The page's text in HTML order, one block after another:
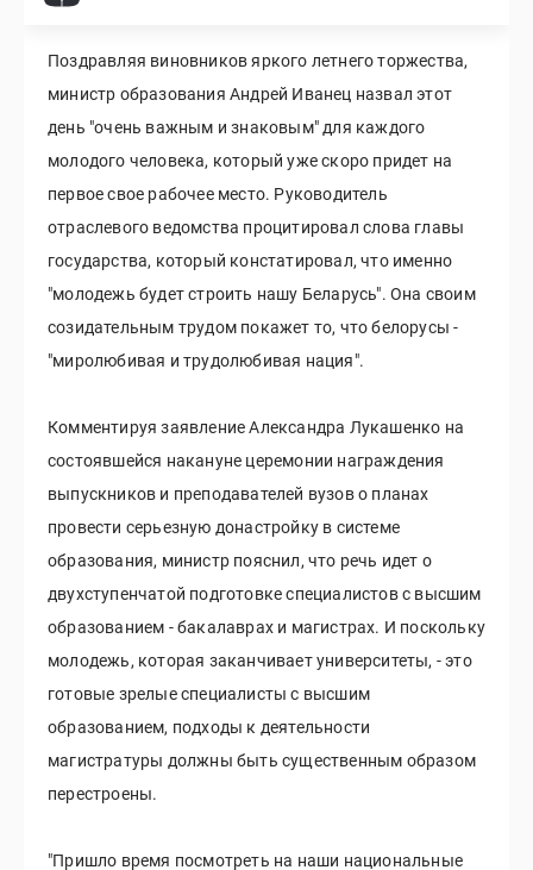
Поздравляя виновников яркого летнего торжества,
министр образования Андрей Иванец назвал этот
день "очень важным и знаковым" для каждого
молодого человека, который уже скоро придет на
первое свое рабочее место. Руководитель
отраслевого ведомства процитировал слова главы
государства, который констатировал, что именно
"молодежь будет строить нашу Беларусь". Она своим
созидательным трудом покажет то, что белорусы -
"миролюбивая и трудолюбивая нация".
Комментируя заявление Александра Лукашенко на
состоявшейся накануне церемонии награждения
выпускников и преподавателей вузов о планах
провести серьезную донастройку в системе
образования, министр пояснил, что речь идет о
двухступенчатой подготовке специалистов с высшим
образованием - бакалаврах и магистрах. И поскольку
молодежь, которая заканчивает университеты, - это
готовые зрелые специалисты с высшим
образованием, подходы к деятельности
магистратуры должны быть существенным образом
перестроены.
"Пришло время посмотреть на наши национальные